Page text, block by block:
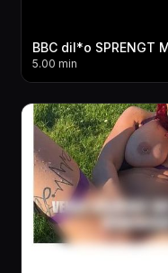
BBC dil*o SPRENGT
5.00 min